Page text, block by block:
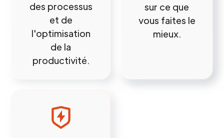
des processus
et de
l'optimisation
de la
productivité.
sur ce que
vous faites le
mieux.